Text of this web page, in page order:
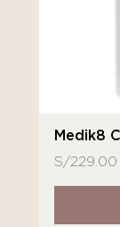
Medik8
S/229.00